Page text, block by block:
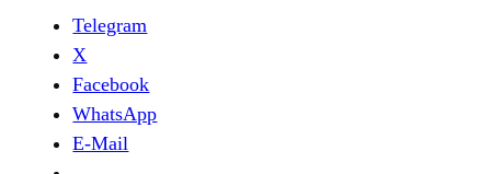
Telegram
X
Facebook
WhatsApp
E-Mail